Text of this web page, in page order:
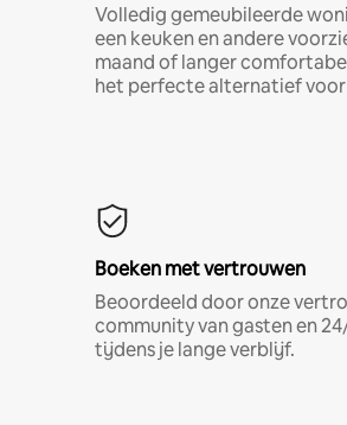
Volledig gemeubileerde
een keuken en andere
maand of langer
het perfecte alternatief voor
Boeken met vertrouwen
Beoordeeld door onze
community van gasten en
tijdens je lange verblijf.